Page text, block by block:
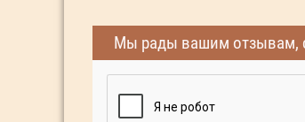
Мы рады вашим отзывам,